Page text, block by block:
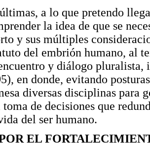
a lo que pretendo
la idea de que se
y sus múltiples
del embrión humano, al
y diálogo
en donde, evitando
diversas disciplinas para
toma de decisiones que
del ser humano.
EL